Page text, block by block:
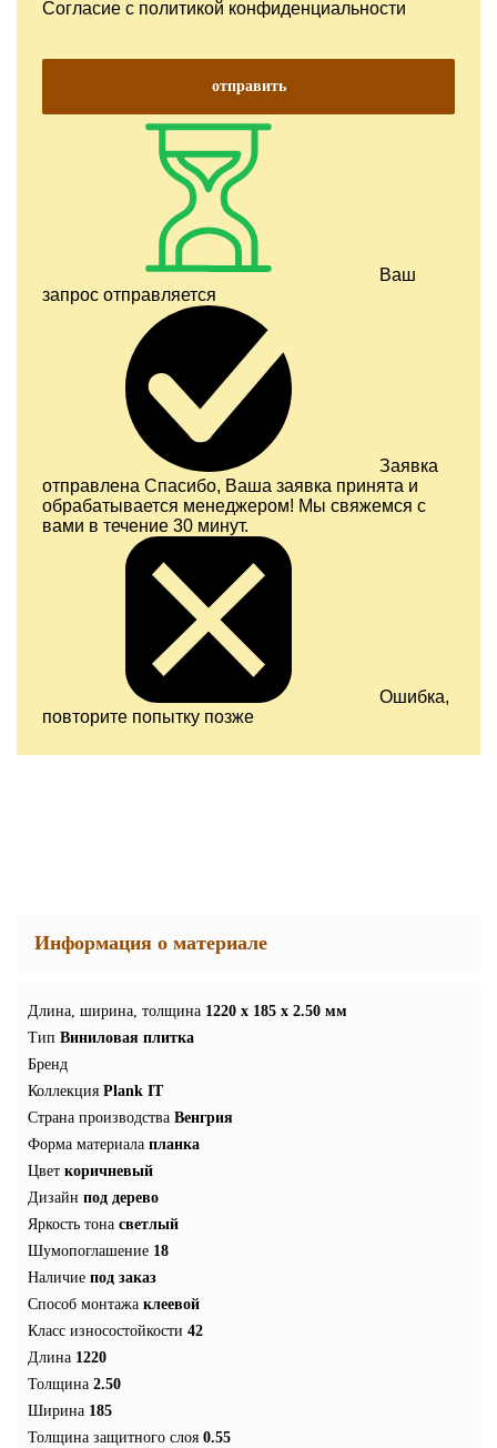
Согласие с политикой конфиденциальности
отправить
Ваш
запрос отправляется
Заявка
отправлена Спасибо, Ваша заявка принята и
обрабатывается менеджером! Мы свяжемся с
вами в течение 30 минут.
Ошибка,
повторите попытку позже
Информация о материале
Длина, ширина, толщина 1220 x 185 x 2.50 мм
Тип Виниловая плитка
Бренд
Коллекция Plank IT
Страна производства Венгрия
Форма материала планка
Цвет коричневый
Дизайн под дерево
Яркость тона светлый
Шумопоглашение 18
Наличие под заказ
Способ монтажа клеевой
Класс износостойкости 42
Длина 1220
Толщина 2.50
Ширина 185
Толщина защитного слоя 0.55